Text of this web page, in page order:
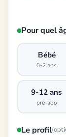
Pour quel
Bébé
0-2 ans
9-12 ans
pré-ado
Le profil